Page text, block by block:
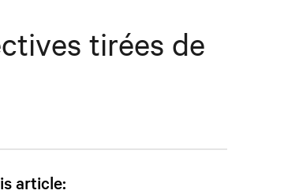
tirées de
article: